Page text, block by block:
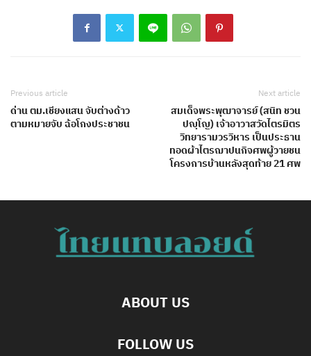
Previous article
ด่าน ตม.เชียงแสน จับต่างด้าว
ตามหมายจับ ฉ้อโกงประชาชน
Next article
สมเด็จพระพุฒาจารย์ (สนิท ชวน
ปญฺโญ) เจ้าอาวาสวัดไตรมิตร
วิทยารามวรวิหาร เป็นประธาน
ทอดผ้าไตรฌาปนกิจศพผู้วายชน
โครงการบ้านหลังสุดท้าย 21 ศพ
ABOUT US
FOLLOW US